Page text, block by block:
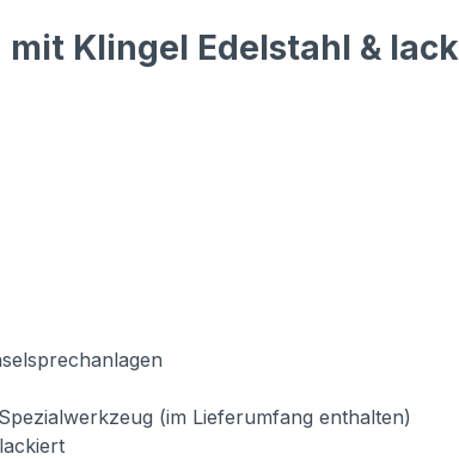
Klingel Edelstahl &
(im Lieferumfang enthalten)